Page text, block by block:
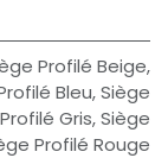
Profilé Beige,
Bleu,Siège
Gris,Siège
Profilé Rouge